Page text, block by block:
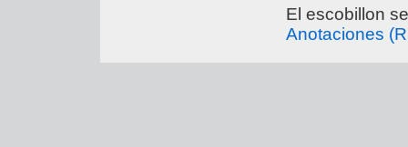
El escobillon
Anotaciones